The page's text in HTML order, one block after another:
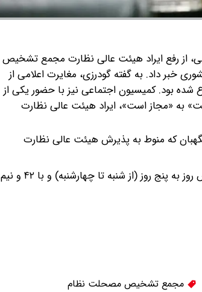
از رفع ایراد هیئت عالی نظارت مجمع تشخیص
به گفته گودرزی، مغایرت اعلامی از
بود. کمیسیون اجتماعی نیز با حضور یکی از
به «مجاز است»، ایراد هیئت عالی نظارت
که منوط به پذیرش هیئت عالی نظارت
بر اساس این مصوبه، دولت مجاز خواهد بود تا در صورت صلاحدید، روزهای کاری را از شش روز به پنج روز (از شنبه تا چهارشنبه) و با ۴۲ و نیم
مجمع تشخیص مصحلت نظام